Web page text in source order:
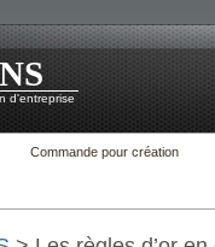
d'entreprise
Commande pour création